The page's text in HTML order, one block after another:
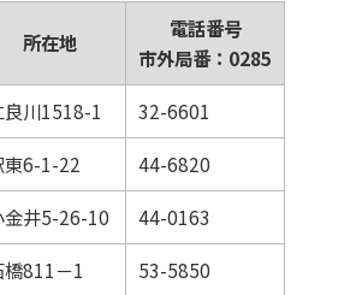
所在地
電話番号
市外局番：0285
良川1518-1
32-6601
東6-1-22
44-6820
金井5-26-10
44-0163
橋811－1
53-5850